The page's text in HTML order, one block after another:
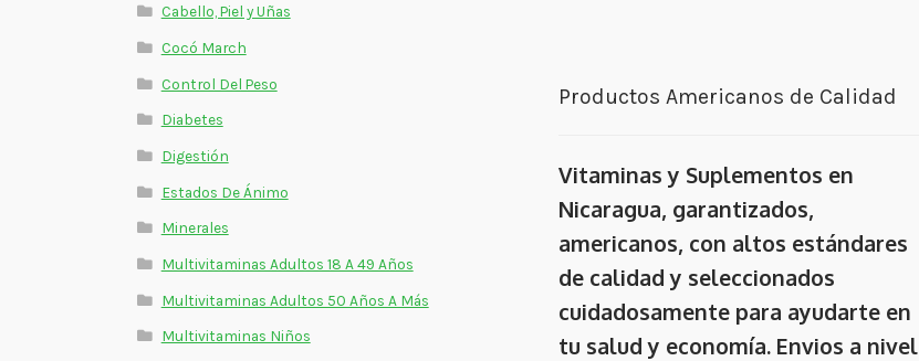
Cabello, Piel y Uñas
Cocó March
Control Del Peso
Diabetes
Digestión
Estados De Ánimo
Minerales
Multivitaminas Adultos 18 A 49 Años
Multivitaminas Adultos 50 Años A Más
Multivitaminas Niños
Productos Americanos de Calidad
Vitaminas y Suplementos en
Nicaragua, garantizados,
americanos, con altos estándares
de calidad y seleccionados
cuidadosamente para ayudarte en
tu salud y economía. Envios a nivel